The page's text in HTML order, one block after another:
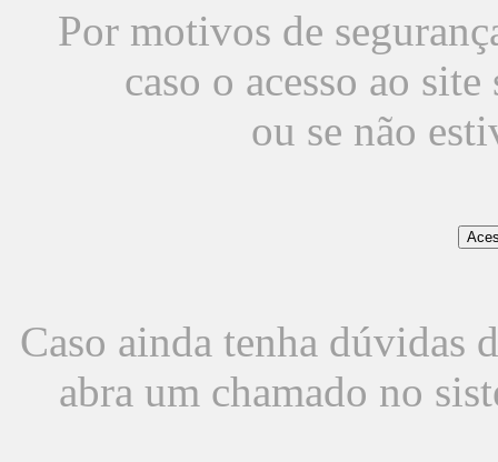
Por motivos de
caso o acesso ao
ou se não
Caso ainda tenha dúvidas
abra um chamado no